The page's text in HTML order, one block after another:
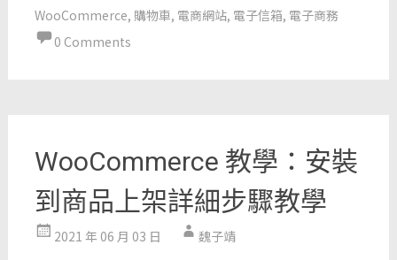
WooCommerce, 購物車, 電商網站, 電子信箱, 電子商務
0 Comments
WooCommerce 教學：安裝
到商品上架詳細步驟教學
2021 年 06 月 03 日 魏子靖